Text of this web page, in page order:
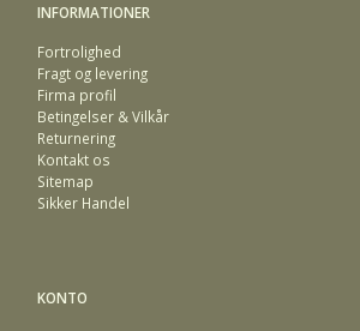
INFORMATIONER
Fortrolighed
Fragt og levering
Firma profil
Betingelser & Vilkår
Returnering
Kontakt os
Sitemap
Sikker Handel
KONTO